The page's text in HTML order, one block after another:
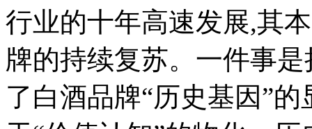
行业的十年高速发展,其
牌的持续复苏。一件事
了白酒品牌“历史基因”